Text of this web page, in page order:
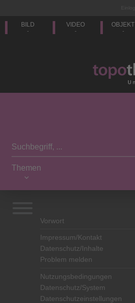
BILD
-
VIDEO
-
OBJEKT
-
Themen
Vorwort
Impressum/Kontakt
Datenschutz/Inhalte
Problem melden
Nutzungsbedingungen
Datenschutz/System
Datenschutzeinstellungen